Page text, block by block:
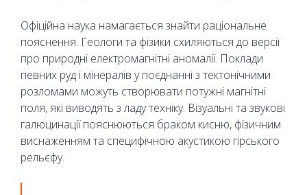
Офіційна наука намагається знайти раціональне
пояснення. Геологи та фізики схиляються до версії
про природні електромагнітні аномалії. Поклади
певних руд і мінералів у поєднанні з тектонічними
розломами можуть створювати потужні магнітні
поля, які виводять з ладу техніку. Візуальні та звукові
галюцинації пояснюються браком кисню, фізичним
виснаженням та специфічною акустикою гірського
рельєфу.